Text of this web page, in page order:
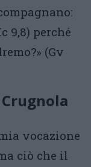
9,8) perché
(Gv
vocazione
ciò che il